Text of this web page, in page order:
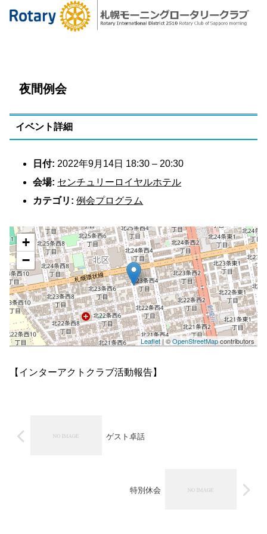
夜間例会
イベント詳細
日付: 2022年9月14日 18:30 – 20:30
会場: センチュリーロイヤルホテル
カテゴリ: 例会プログラム
+
−
Leaflet| ©OpenStreetMapcontributors
【インターアクトクラブ活動報告】
ゲスト卓話
特別休会